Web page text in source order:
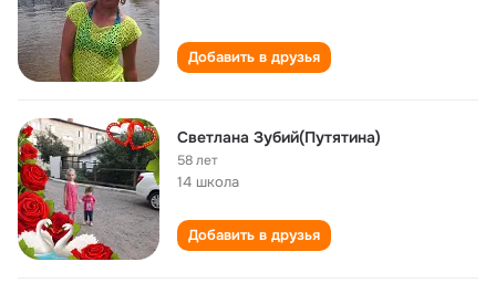
Добавить в друзья
Светлана Зубий(Путятина)
58 лет
14 школа
Добавить в друзья